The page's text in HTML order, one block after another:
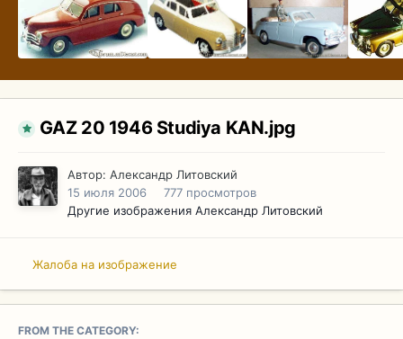
GAZ 20 1946 Studiya KAN.jpg
Автор: Александр Литовский
15 июля 2006
777 просмотров
Другие изображения Александр Литовский
Жалоба на изображение
FROM THE CATEGORY: